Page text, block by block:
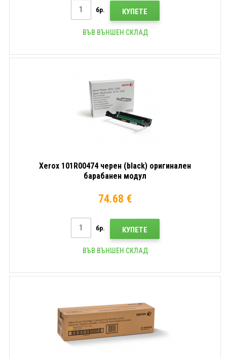
бр. КУПЕТЕ
ВЪВ ВЪНШЕН СКЛАД
Xerox 101R00474 черен (black) оригинален
барабанен модул
74.68 €
бр. КУПЕТЕ
ВЪВ ВЪНШЕН СКЛАД